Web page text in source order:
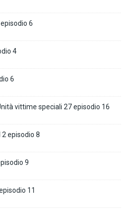
6
4
6
vittime speciali 27 episodio 16
episodio 8
9
11